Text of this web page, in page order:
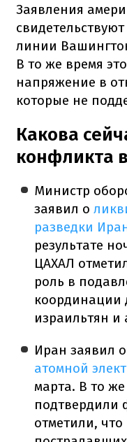
Заявления
линии
В то же время
напряжение в
которые не
Какова
конфликта
Министр
заявил о
разведки
результате
ЦАХАЛ
роль в
координации
израильтян и
Иран заявил
атомной
марта. В то
подтвердили
отметили,